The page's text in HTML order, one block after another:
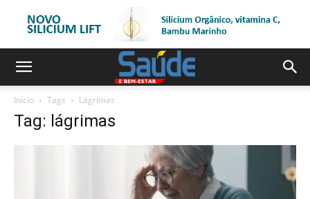
Início Tags Lágrimas
Tag: lágrimas